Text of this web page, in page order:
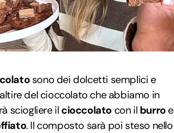
sono dei dolcetti semplici e
del cioccolato che abbiamo in
sciogliere il cioccolato con il burroe
. Il composto sarà poi steso nello